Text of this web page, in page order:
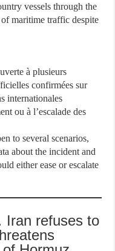
vessels through the
maritime traffic despite
à plusieurs
confirmées sur
internationales
ou à l’escalade des
to several scenarios,
about the incident and
either ease or escalate
Iran refuses to